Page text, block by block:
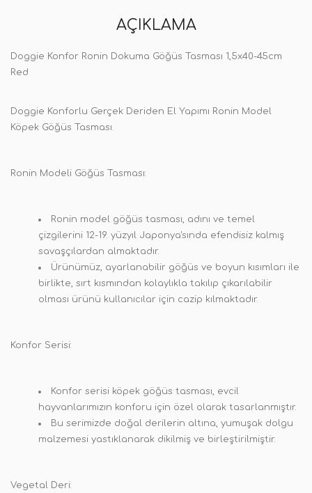
AÇIKLAMA
Doggie Konfor Ronin Dokuma Göğüs Tasması 1,5x40-45cm
Red
Doggie Konforlu Gerçek Deriden El Yapımı Ronin Model
Köpek Göğüs Tasması.
Ronin Modeli Göğüs Tasması:
Ronin model göğüs tasması, adını ve temel
çizgilerini 12-19. yüzyıl Japonya'sında efendisiz kalmış
savaşçılardan almaktadır.
Ürünümüz, ayarlanabilir göğüs ve boyun kısımları ile
birlikte, sırt kısmından kolaylıkla takılıp çıkarılabilir
olması ürünü kullanıcılar için cazip kılmaktadır.
Konfor Serisi:
Konfor serisi köpek göğüs tasması, evcil
hayvanlarımızın konforu için özel olarak tasarlanmıştır.
Bu serimizde doğal derilerin altına, yumuşak dolgu
malzemesi yastıklanarak dikilmiş ve birleştirilmiştir.
Vegetal Deri: